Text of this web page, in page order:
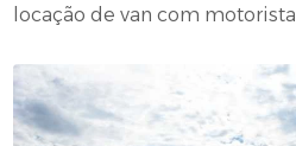
locação de van com motorista